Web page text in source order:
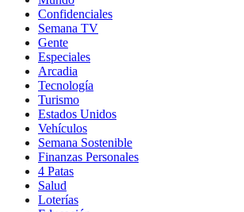
Confidenciales
Semana TV
Gente
Especiales
Arcadia
Tecnología
Turismo
Estados Unidos
Vehículos
Semana Sostenible
Finanzas Personales
4 Patas
Salud
Loterías